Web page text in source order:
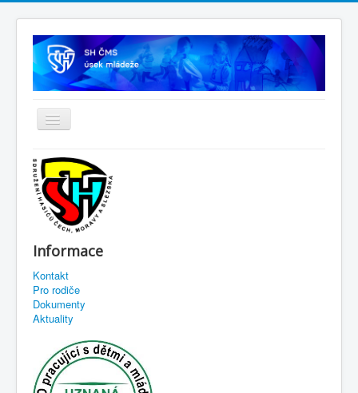
Informace
Kontakt
Pro rodiče
Dokumenty
Aktuality